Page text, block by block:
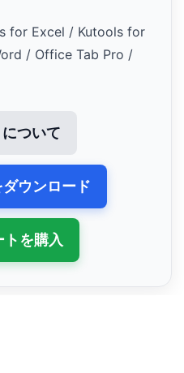
for Excel / Kutools for
/ Office Tab Pro /
ついて
ウンロード
トを購入